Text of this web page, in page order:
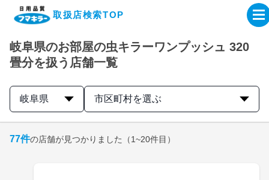
取扱店検索TOP
企業・IR情報サイト
製品情報サイト
岐阜県のお部屋の虫キラーワンプッシュ 320
畳分を扱う店舗一覧
岐阜県 市区町村を選ぶ
77件の店舗が見つかりました （1~20件目）